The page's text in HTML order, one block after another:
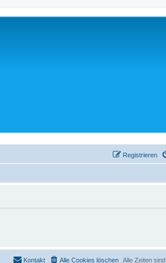
Registrieren
Alle Zeiten sind
Alle Cookies löschen
Kontakt